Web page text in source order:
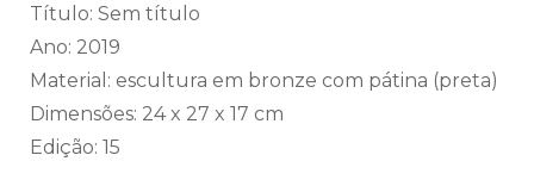
Título: Sem título
Ano: 2019
Material: escultura em bronze com pátina (preta)
Dimensões: 24 x 27 x 17 cm
Edição: 15